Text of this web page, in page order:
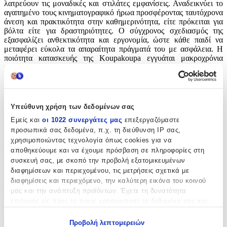
Υπεύθυνη χρήση των δεδομένων σας
Εμείς και οι 1022 συνεργάτες μας επεξεργαζόμαστε
προσωπικά σας δεδομένα, π.χ. τη διεύθυνση IP σας,
χρησιμοποιώντας τεχνολογία όπως cookies για να
αποθηκεύουμε και να έχουμε πρόσβαση σε πληροφορίες στη
συσκευή σας, με σκοπό την προβολή εξατομικευμένων
διαφημίσεων και περιεχομένου, τις μετρήσεις σχετικά με
διαφημίσεις και περιεχόμενο, την καλύτερη εικόνα του κοινού
μας και την ανάπτυξη προϊόντων. Έχετε τη δυνατότητα
Προβολή λεπτομερειών
λατρεύουν τις μοναδικές και στιλάτες εμφανίσεις. Αναδεικνύει το
αγαπημένο τους κινηματογραφικό ήρωα προσφέροντας ταυτόχρονα
άνεση και πρακτικότητα στην καθημερινότητα, είτε πρόκειται για
βόλτα είτε για δραστηριότητες. Ο σύγχρονος σχεδιασμός της
εξασφαλίζει ανθεκτικότητα και εργονομία, ώστε κάθε παιδί να
μεταφέρει εύκολα τα απαραίτητα πράγματά του με ασφάλεια. Η
ποιότητα κατασκευής της Koupakoupa εγγυάται μακροχρόνια
χρήση και ευκολία καθαρισμού, καθιστώντας την μια αξιόπιστη
επιλογή για κάθε στιγμή.
Κατασκευαστής:
koupakoupa
Τύπος:
Πλάτης
Φύλο
Unisex